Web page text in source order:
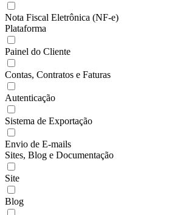
Nota Fiscal Eletrônica (NF-e)
Plataforma
Painel do Cliente
Contas, Contratos e Faturas
Autenticação
Sistema de Exportação
Envio de E-mails
Sites, Blog e Documentação
Site
Blog